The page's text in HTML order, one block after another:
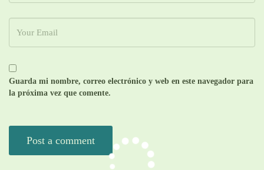
Guarda mi nombre, correo electrónico y web en este navegador para
la próxima vez que comente.